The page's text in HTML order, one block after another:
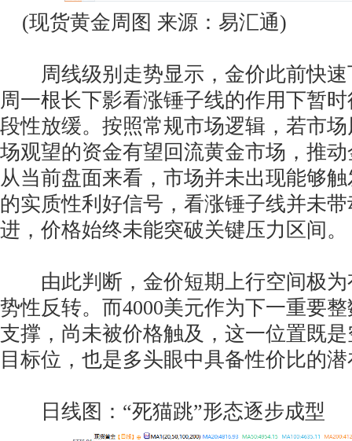
(现货黄金周图 来源：易汇通)
周线级别走势显示，金价此前快速
周一根长下影看涨锤子线的作用下暂
段性放缓。按照常规市场逻辑，若市
场观望的资金有望回流黄金市场，推
从当前盘面来看，市场并未出现能够
的实质性利好信号，看涨锤子线并未
进，价格始终未能突破关键压力区间。
由此判断，金价短期上行空间极为
势性反转。而4000美元作为下一重要
支撑，尚未被价格触及，这一位置既
目标位，也是多头眼中具备性价比的
日线图：“死猫跳”形态逐步成型